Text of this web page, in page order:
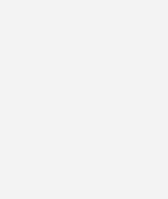
die Grundlage für
Fokus auf die
inhaltlich, zu
und Engagement
Doch nicht nur
Rimpar
Spitzenfeldern
dazu, dass junge
DJK möchte hier
positionieren.